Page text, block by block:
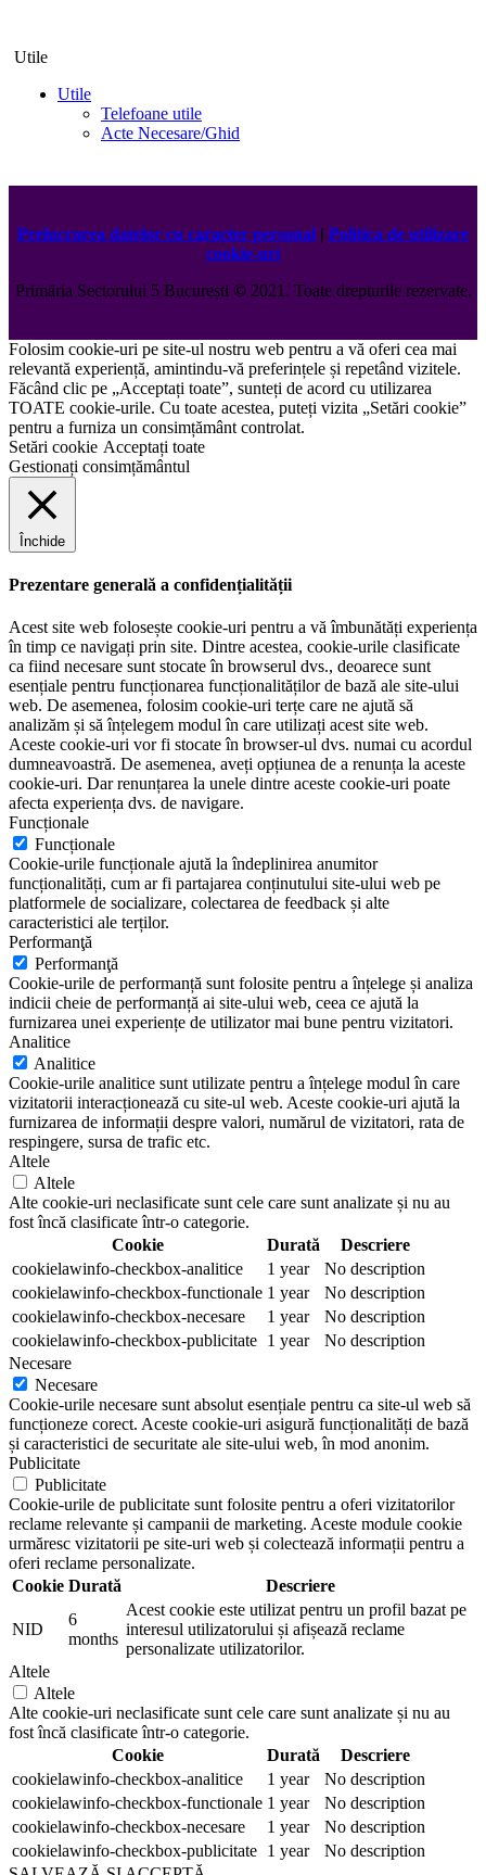
Utile
Utile
Telefoane utile
Acte Necesare/Ghid
Prelucrarea datelor cu caracter personal | Politica de utilizare
cookie-uri
Primăria Sectorului 5 București ©️2021. Toate drepturile rezervate.
Folosim cookie-uri pe site-ul nostru web pentru a vă oferi cea mai
relevantă experiență, amintindu-vă preferințele și repetând vizitele.
Făcând clic pe „Acceptați toate”, sunteți de acord cu utilizarea
TOATE cookie-urile. Cu toate acestea, puteți vizita „Setări cookie”
pentru a furniza un consimțământ controlat.
Setări cookie Acceptați toate
Gestionați consimțământul
Închide
Prezentare generală a confidențialității
Acest site web folosește cookie-uri pentru a vă îmbunătăți experiența
în timp ce navigați prin site. Dintre acestea, cookie-urile clasificate
ca fiind necesare sunt stocate în browserul dvs., deoarece sunt
esențiale pentru funcționarea funcționalităților de bază ale site-ului
web. De asemenea, folosim cookie-uri terțe care ne ajută să
analizăm și să înțelegem modul în care utilizați acest site web.
Aceste cookie-uri vor fi stocate în browser-ul dvs. numai cu acordul
dumneavoastră. De asemenea, aveți opțiunea de a renunța la aceste
cookie-uri. Dar renunțarea la unele dintre aceste cookie-uri poate
afecta experiența dvs. de navigare.
Funcționale
Funcționale
Cookie-urile funcționale ajută la îndeplinirea anumitor
funcționalități, cum ar fi partajarea conținutului site-ului web pe
platformele de socializare, colectarea de feedback și alte
caracteristici ale terților.
Performanţă
Performanţă
Cookie-urile de performanță sunt folosite pentru a înțelege și analiza
indicii cheie de performanță ai site-ului web, ceea ce ajută la
furnizarea unei experiențe de utilizator mai bune pentru vizitatori.
Analitice
Analitice
Cookie-urile analitice sunt utilizate pentru a înțelege modul în care
vizitatorii interacționează cu site-ul web. Aceste cookie-uri ajută la
furnizarea de informații despre valori, numărul de vizitatori, rata de
respingere, sursa de trafic etc.
Altele
Altele
Alte cookie-uri neclasificate sunt cele care sunt analizate și nu au
fost încă clasificate într-o categorie.
Cookie
Durată
Descriere
cookielawinfo-checkbox-analitice
1 year
No description
cookielawinfo-checkbox-functionale 1 year
No description
cookielawinfo-checkbox-necesare
1 year
No description
cookielawinfo-checkbox-publicitate 1 year
No description
Necesare
Necesare
Cookie-urile necesare sunt absolut esențiale pentru ca site-ul web să
funcționeze corect. Aceste cookie-uri asigură funcționalități de bază
și caracteristici de securitate ale site-ului web, în mod anonim.
Publicitate
Publicitate
Cookie-urile de publicitate sunt folosite pentru a oferi vizitatorilor
reclame relevante și campanii de marketing. Aceste module cookie
urmăresc vizitatorii pe site-uri web și colectează informații pentru a
oferi reclame personalizate.
Cookie Durată Descriere
NID
6
months
Acest cookie este utilizat pentru un profil bazat pe
interesul utilizatorului și afișează reclame
personalizate utilizatorilor.
Altele
Altele
Alte cookie-uri neclasificate sunt cele care sunt analizate și nu au
fost încă clasificate într-o categorie.
Cookie
Durată
Descriere
cookielawinfo-checkbox-analitice
1 year
No description
cookielawinfo-checkbox-functionale 1 year
No description
cookielawinfo-checkbox-necesare
1 year
No description
cookielawinfo-checkbox-publicitate 1 year
No description